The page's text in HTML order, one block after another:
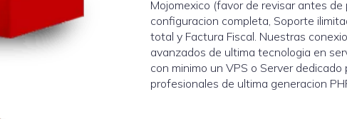
Mojomexico (favor de revisar antes de
configuracion completa, Soporte
total y Factura Fiscal. Nuestras
avanzados de ultima tecnologia en
con minimo un VPS o Server
profesionales de ultima generacion